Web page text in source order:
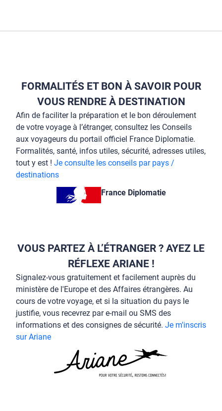
FORMALITÉS ET BON À SAVOIR POUR
VOUS RENDRE À DESTINATION
Afin de faciliter la préparation et le bon déroulement
de votre voyage à l’étranger, consultez les Conseils
aux voyageurs du portail officiel France Diplomatie.
Formalités, santé, infos utiles, sécurité, adresses utiles,
tout y est ! Je consulte les conseils par pays /
destinations
France Diplomatie
VOUS PARTEZ À L’ÉTRANGER ? AYEZ LE
RÉFLEXE ARIANE !
Signalez-vous gratuitement et facilement auprès du
ministère de l'Europe et des Affaires étrangères. Au
cours de votre voyage, et si la situation du pays le
justifie, vous recevrez par e-mail ou SMS des
informations et des consignes de sécurité. Je m'inscris
sur Ariane